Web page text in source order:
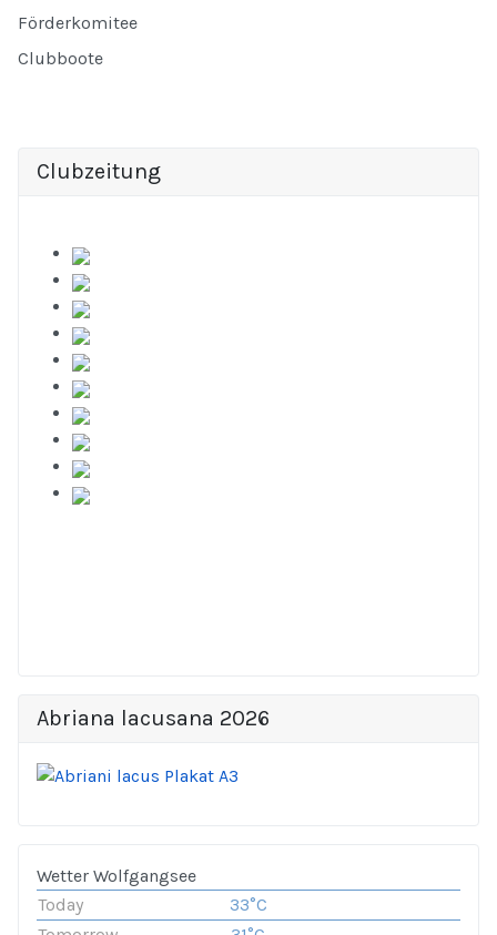
Förderkomitee
Clubboote
Clubzeitung
Abriana lacusana 2026
Wetter Wolfgangsee
Today
33°C